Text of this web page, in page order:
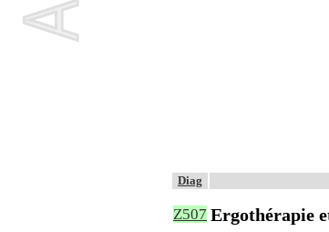
Diag
Z507 Ergothérapie